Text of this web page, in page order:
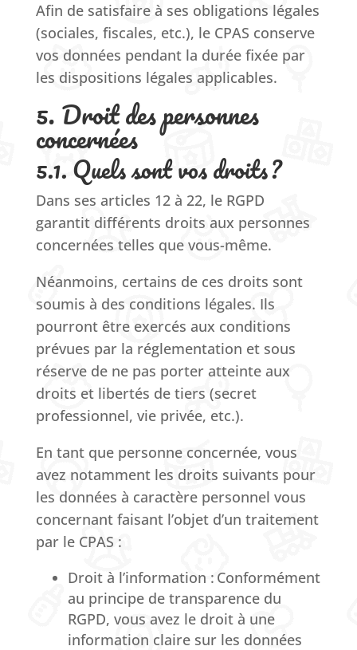
Afin de satisfaire à ses obligations légales
(sociales, fiscales, etc.), le CPAS conserve
vos données pendant la durée fixée par
les dispositions légales applicables.
5. Droit des personnes
concernées
5.1. Quels sont vos droits ?
Dans ses articles 12 à 22, le RGPD
garantit différents droits aux personnes
concernées telles que vous-même.
Néanmoins, certains de ces droits sont
soumis à des conditions légales. Ils
pourront être exercés aux conditions
prévues par la réglementation et sous
réserve de ne pas porter atteinte aux
droits et libertés de tiers (secret
professionnel, vie privée, etc.).
En tant que personne concernée, vous
avez notamment les droits suivants pour
les données à caractère personnel vous
concernant faisant l’objet d’un traitement
par le CPAS :
Droit à l’information : Conformément
au principe de transparence du
RGPD, vous avez le droit à une
information claire sur les données